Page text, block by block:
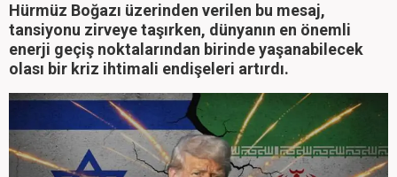
Hürmüz Boğazı üzerinden verilen bu mesaj,
tansiyonu zirveye taşırken, dünyanın en önemli
enerji geçiş noktalarından birinde yaşanabilecek
olası bir kriz ihtimali endişeleri artırdı.